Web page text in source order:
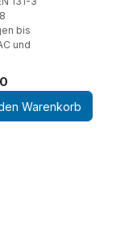
bis
und
Warenkorb